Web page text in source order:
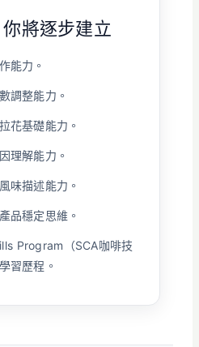
將逐步建立
能力。
調整能力。
花基礎能力。
理解能力。
味描述能力。
品穩定思維。
Program（SCA咖啡技
習歷程。